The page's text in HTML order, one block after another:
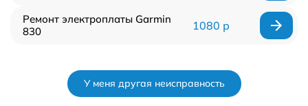
Ремонт электроплаты Garmin
830
1080 р
У меня другая неисправность